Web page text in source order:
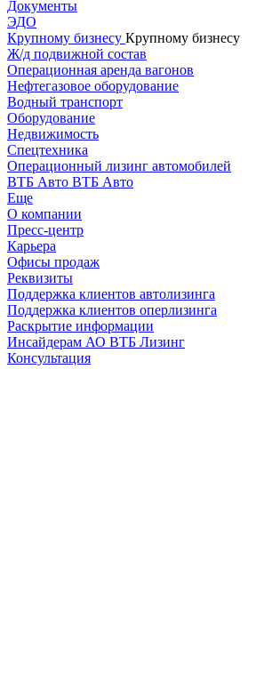
Документы
ЭДО
Крупному бизнесу Крупному бизнесу
Ж/д подвижной состав
Операционная аренда вагонов
Нефтегазовое оборудование
Водный транспорт
Оборудование
Недвижимость
Спецтехника
Операционный лизинг автомобилей
ВТБ Авто ВТБ Авто
Еще
О компании
Пресс-центр
Карьера
Офисы продаж
Реквизиты
Поддержка клиентов автолизинга
Поддержка клиентов оперлизинга
Раскрытие информации
Инсайдерам АО ВТБ Лизинг
Консультация